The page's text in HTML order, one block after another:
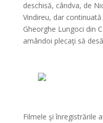
deschisă, cândva, de
Vindireu, dar
Gheorghe Lungoci din
amândoi plecaţi să
Filmele şi înregistrările